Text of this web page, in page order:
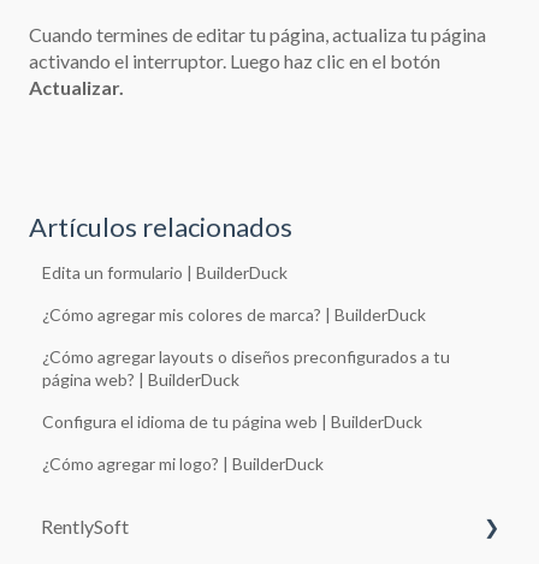
Cuando termines de editar tu página, actualiza tu página
activando el interruptor. Luego haz clic en el botón
Actualizar.
Artículos relacionados
Edita un formulario | BuilderDuck
¿Cómo agregar mis colores de marca? | BuilderDuck
¿Cómo agregar layouts o diseños preconfigurados a tu
página web? | BuilderDuck
Configura el idioma de tu página web | BuilderDuck
¿Cómo agregar mi logo? | BuilderDuck
RentlySoft